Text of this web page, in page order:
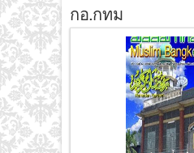
กอ.กทม